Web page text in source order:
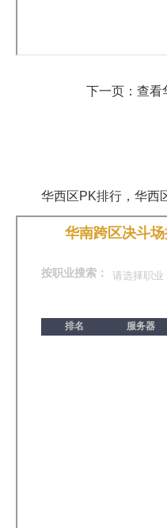
下一页：查看
华西区PK排行，华西区